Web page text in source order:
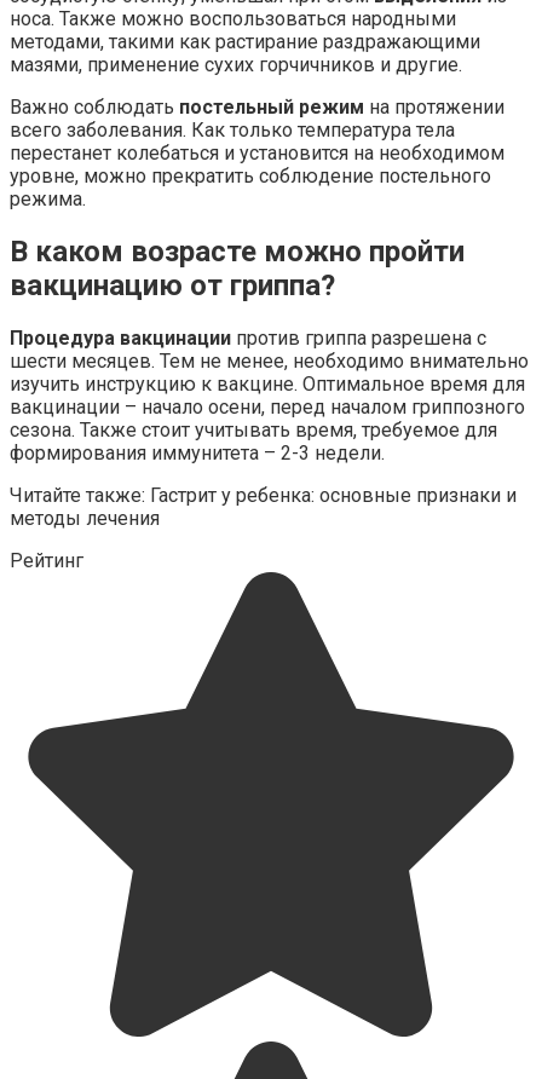
носа. Также можно воспользоваться народными
методами, такими как растирание раздражающими
мазями, применение сухих горчичников и другие.
Важно соблюдать постельный режим на протяжении
всего заболевания. Как только температура тела
перестанет колебаться и установится на необходимом
уровне, можно прекратить соблюдение постельного
режима.
В каком возрасте можно пройти
вакцинацию от гриппа?
Процедура вакцинации против гриппа разрешена с
шести месяцев. Тем не менее, необходимо внимательно
изучить инструкцию к вакцине. Оптимальное время для
вакцинации – начало осени, перед началом гриппозного
сезона. Также стоит учитывать время, требуемое для
формирования иммунитета – 2-3 недели.
Читайте также: Гастрит у ребенка: основные признаки и
методы лечения
Рейтинг